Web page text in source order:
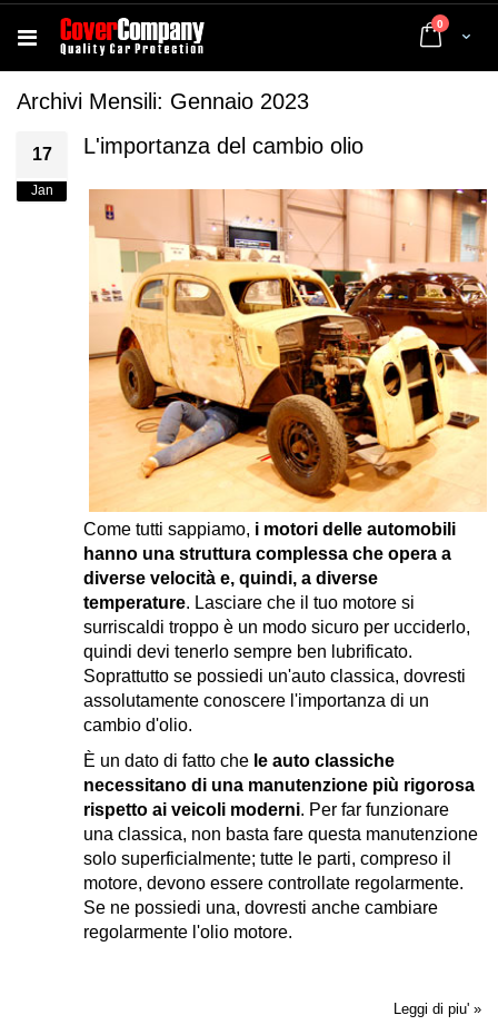
Cart
0 elementi
Archivi Mensili: Gennaio 2023
17
Jan
L'importanza del cambio olio
Come tutti sappiamo, i motori delle automobili
hanno una struttura complessa che opera a
diverse velocità e, quindi, a diverse
temperature. Lasciare che il tuo motore si
surriscaldi troppo è un modo sicuro per ucciderlo,
quindi devi tenerlo sempre ben lubrificato.
Soprattutto se possiedi un'auto classica, dovresti
assolutamente conoscere l'importanza di un
cambio d'olio.
È un dato di fatto che le auto classiche
necessitano di una manutenzione più rigorosa
rispetto ai veicoli moderni. Per far funzionare
una classica, non basta fare questa manutenzione
solo superficialmente; tutte le parti, compreso il
motore, devono essere controllate regolarmente.
Se ne possiedi una, dovresti anche cambiare
regolarmente l'olio motore.
Leggi di piu' »